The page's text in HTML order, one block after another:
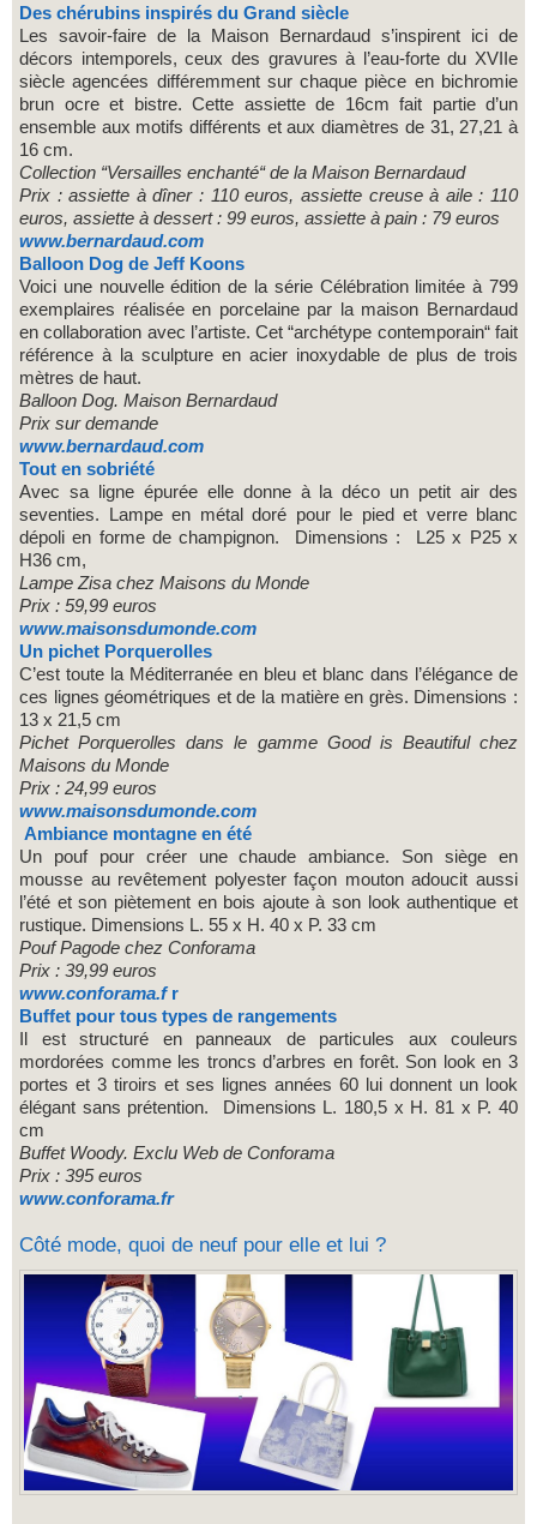
Des chérubins inspirés du Grand siècle
Les savoir-faire de la Maison Bernardaud s’inspirent ici de
décors intemporels, ceux des gravures à l’eau-forte du XVIIe
siècle agencées différemment sur chaque pièce en bichromie
brun ocre et bistre. Cette assiette de 16cm fait partie d’un
ensemble aux motifs différents et aux diamètres de 31, 27,21 à
16 cm.
Collection “Versailles enchanté“ de la Maison Bernardaud
Prix :assiette à dîner : 110 euros, assiette creuse à aile : 110
euros, assiette à dessert : 99 euros, assiette à pain : 79 euros
www.bernardaud.com
Balloon Dog de Jeff Koons
Voici une nouvelle édition de la série Célébration limitée à 799
exemplaires réalisée en porcelaine par la maison Bernardaud
en collaboration avec l’artiste. Cet “archétype contemporain“ fait
référence à la sculpture en acier inoxydable de plus de trois
mètres de haut.
Balloon Dog. Maison Bernardaud
Prix sur demande
www.bernardaud.com
Tout en sobriété
Avec sa ligne épurée elle donne à la déco un petit air des
seventies. Lampe en métal doré pour le pied et verre blanc
dépoli en forme de champignon. Dimensions : L25 x P25 x
H36 cm,
Lampe Zisa chez Maisons du Monde
Prix : 59,99 euros
www.maisonsdumonde.com
Un pichet Porquerolles
C’est toute la Méditerranée en bleu et blanc dans l’élégance de
ces lignes géométriques et de la matière en grès. Dimensions :
13 x 21,5 cm
Pichet Porquerolles dans le gamme Good is Beautiful chez
Maisons du Monde
Prix : 24,99 euros
www.maisonsdumonde.com
Ambiance montagne en été
Un pouf pour créer une chaude ambiance. Son siège en
mousse au revêtement polyester façon mouton adoucit aussi
l’été et son piètement en bois ajoute à son look authentique et
rustique. Dimensions L. 55 x H. 40 x P. 33 cm
Pouf Pagode chez Conforama
Prix : 39,99 euros
www.conforama.f r
Buffet pour tous types de rangements
Il est structuré en panneaux de particules aux couleurs
mordorées comme les troncs d’arbres en forêt. Son look en 3
portes et 3 tiroirs et ses lignes années 60 lui donnent un look
élégant sans prétention. Dimensions L. 180,5 x H. 81 x P. 40
cm
Buffet Woody. Exclu Web de Conforama
Prix : 395 euros
www.conforama.fr
Côté mode, quoi de neuf pour elle et lui ?